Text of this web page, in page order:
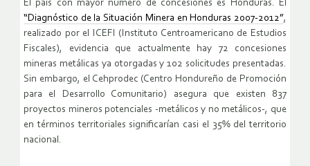
El país con mayor número de concesiones es Honduras. El
“Diagnóstico de la Situación Minera en Honduras 2007-2012”,
realizado por el ICEFI (Instituto Centroamericano de Estudios
Fiscales), evidencia que actualmente hay 72 concesiones
mineras metálicas ya otorgadas y 102 solicitudes presentadas.
Sin embargo, el Cehprodec (Centro Hondureño de Promoción
para el Desarrollo Comunitario) asegura que existen 837
proyectos mineros potenciales -metálicos y no metálicos-, que
en términos territoriales significarían casi el 35% del territorio
nacional.